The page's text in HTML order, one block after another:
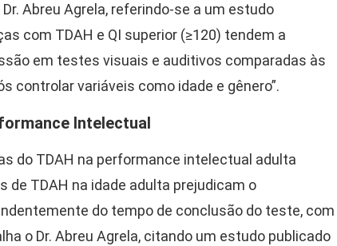
Abreu Agrela, referindo-se a um estudo
com TDAH e QI superior (≥120) tendem a
em testes visuais e auditivos comparadas às
controlar variáveis como idade e gênero”.
Intelectual
do TDAH na performance intelectual adulta
de TDAH na idade adulta prejudicam o
do tempo de conclusão do teste, com
o Dr. Abreu Agrela, citando um estudo publicado